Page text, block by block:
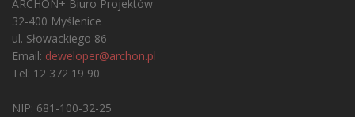
ARCHON+ Biuro Projektów
32-400 Myślenice
ul. Słowackiego 86
Email: deweloper@archon.pl
Tel: 12 372 19 90
NIP: 681-100-32-25